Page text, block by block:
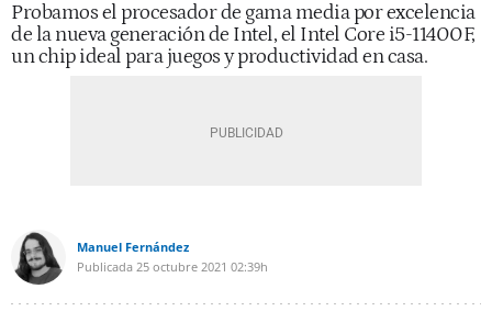
Probamos el procesador de gama media por excelencia
de la nueva generación de Intel, el Intel Core i5-11400F,
un chip ideal para juegos y productividad en casa.
Manuel Fernández
Publicada 25 octubre 2021 02:39h